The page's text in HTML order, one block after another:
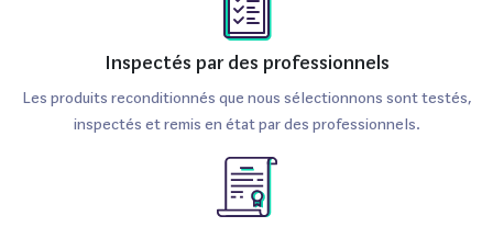
Inspectés par des professionnels
Les produits reconditionnés que nous sélectionnons sont testés,
inspectés et remis en état par des professionnels.